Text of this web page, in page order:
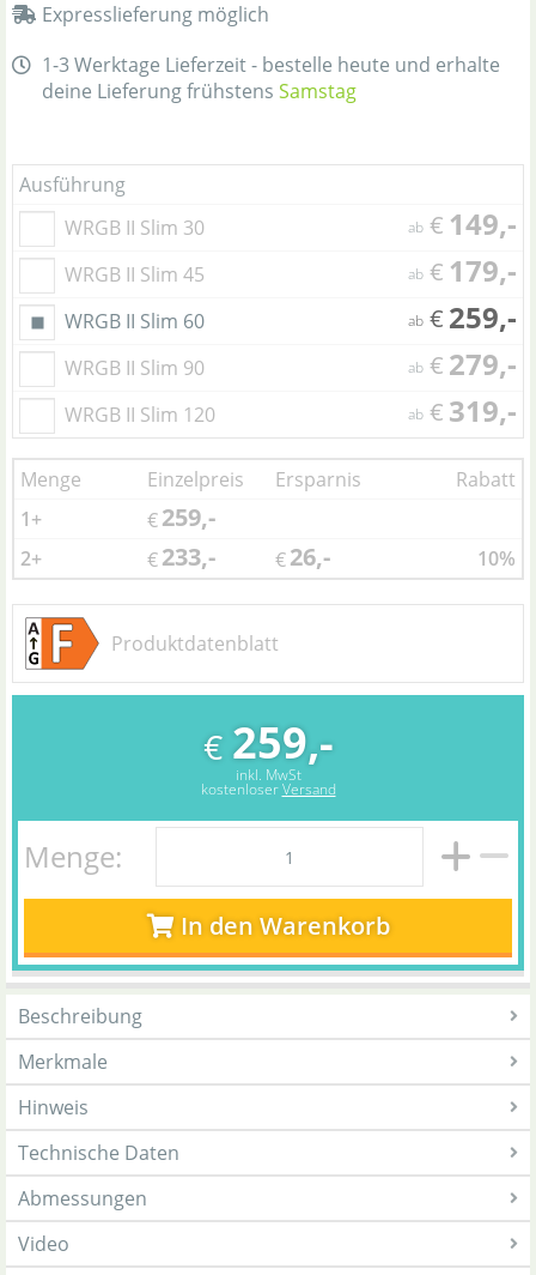
Expresslieferung möglich
1-3 Werktage Lieferzeit - bestelle heute und erhalte
deine Lieferung frühstens Samstag
Ausführung
WRGB II Slim 30
ab € 149,-
WRGB II Slim 45 ab € 179,-
WRGB II Slim 60 ab € 259,-
WRGB II Slim 90 ab € 279,-
WRGB II Slim 120 ab € 319,-
Menge Einzelpreis Ersparnis
Rabatt
1+
€259,-
2+ €233,- €26,- 10%
Produktdatenblatt
€ 259,-
inkl. MwSt
kostenloserVersand
Menge:
In den Warenkorb
Beschreibung
Merkmale
Hinweis
Technische Daten
Abmessungen
Video